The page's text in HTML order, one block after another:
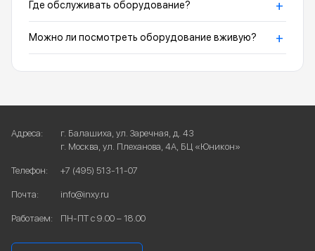
Где обслуживать оборудование? +
Можно ли посмотреть оборудование вживую? +
Адреса:
г. Балашиха, ул. Заречная, д. 43
г. Москва, ул. Плеханова, 4А, БЦ «Юникон»
Телефон: +7 (495) 513-11-07
Почта: info@inxy.ru
Работаем: ПН-ПТ с 9.00 – 18.00